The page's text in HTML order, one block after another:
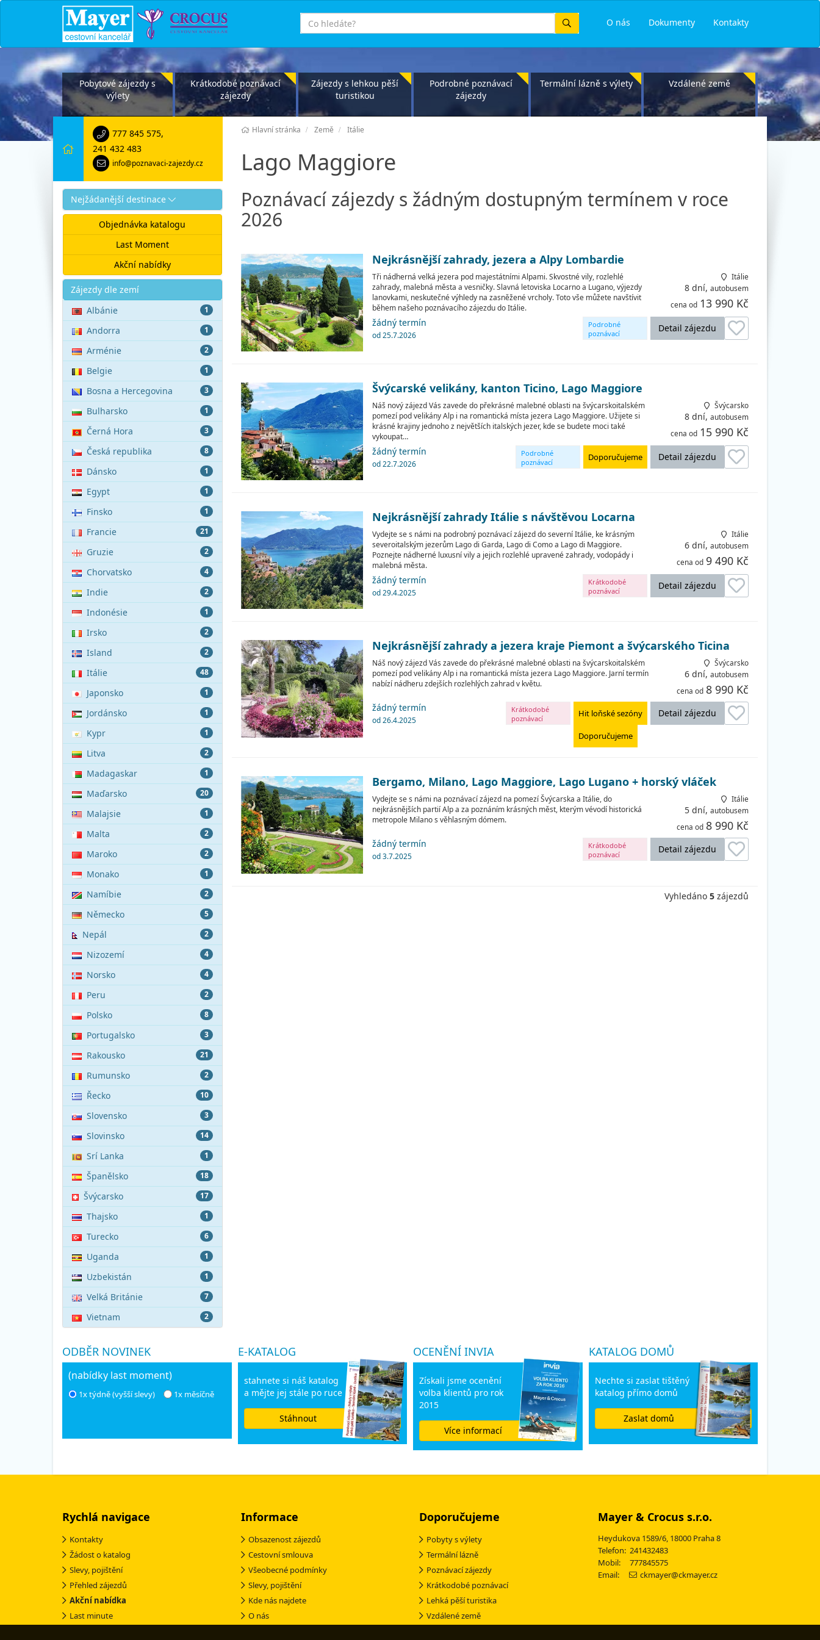
Kontakty
Dokumenty
O nás
co
hledáte
Pobytové zájezdy s
výlety
Krátkodobé poznávací
zájezdy
Zájezdy s lehkou pěší
turistikou
Podrobné poznávací
zájezdy
Termální lázně s výlety Vzdálené země
Hlavní stránka Země Itálie
Lago Maggiore
777 845 575,
241 432 483
info@poznavaci-zajezdy.cz
Nejžádanější destinace
Objednávka katalogu
Last Moment
Akční nabídky
Akce
Zájezdy dle zemí
1
Albánie
1
Andorra
2
Arménie
1
Belgie
3
Bosna a Hercegovina
1
Bulharsko
3
Černá Hora
8
Česká republika
1
Dánsko
1
Egypt
1
Finsko
21
Francie
2
Gruzie
4
Chorvatsko
2
Indie
1
Indonésie
2
Irsko
2
Island
48
Itálie
1
Japonsko
1
Jordánsko
1
Kypr
2
Litva
1
Madagaskar
20
Maďarsko
1
Malajsie
2
Malta
2
Maroko
1
Monako
2
Namíbie
5
Německo
2
Nepál
4
Nizozemí
4
Norsko
2
Peru
8
Polsko
3
Portugalsko
21
Rakousko
2
Rumunsko
10
Řecko
3
Slovensko
14
Slovinsko
1
Srí Lanka
18
Španělsko
17
Švýcarsko
1
Thajsko
6
Turecko
1
Uganda
1
Uzbekistán
7
Velká Británie
2
Vietnam
Poznávací zájezdy s žádným dostupným termínem v roce
2026
Nejkrásnější zahrady, jezera a Alpy Lombardie
Tři nádherná velká jezera pod majestátními Alpami. Skvostné vily, rozlehlé
zahrady, malebná města a vesničky. Slavná letoviska Locarno a Lugano, výjezdy
lanovkami, neskutečné výhledy na zasněžené vrcholy. Toto vše můžete navštívit
během našeho poznávacího zájezdu do Itálie.
Itálie
8 dní, autobusem
cena od 13 990 Kč
Detail zájezdu
Podrobné
poznávací
žádný termín
od 25.7.2026
Švýcarské velikány, kanton Ticino, Lago Maggiore
Náš nový zájezd Vás zavede do překrásné malebné oblasti na švýcarskoitalském
pomezí pod velikány Alp i na romantická místa jezera Lago Maggiore. Užijete si
krásné krajiny jednoho z největších italských jezer, kde se budete moci také
vykoupat…
Švýcarsko
8 dní, autobusem
cena od 15 990 Kč
Detail zájezdu
Doporučujeme
Podrobné
poznávací
žádný termín
od 22.7.2026
Nejkrásnější zahrady Itálie s návštěvou Locarna
Vydejte se s námi na podrobný poznávací zájezd do severní Itálie, ke krásným
severoitalským jezerům Lago di Garda, Lago di Como a Lago di Maggiore.
Poznejte nádherné luxusní vily a jejich rozlehlé upravené zahrady, vodopády i
malebná města.
Itálie
6 dní, autobusem
cena od 9 490 Kč
Detail zájezdu
Krátkodobé
poznávací
žádný termín
od 29.4.2025
Nejkrásnější zahrady a jezera kraje Piemont a švýcarského Ticina
Náš nový zájezd Vás zavede do překrásné malebné oblasti na švýcarskoitalském
pomezí pod velikány Alp i na romantická místa jezera Lago Maggiore. Jarní termín
nabízí nádheru zdejších rozlehlých zahrad v květu.
Švýcarsko
6 dní, autobusem
cena od 8 990 Kč
Detail zájezdu
Hit loňské sezóny
Doporučujeme
Krátkodobé
poznávací
žádný termín
od 26.4.2025
Bergamo, Milano, Lago Maggiore, Lago Lugano + horský vláček
Vydejte se s námi na poznávací zájezd na pomezí Švýcarska a Itálie, do
nejkrásnějších partií Alp a za poznáním krásných měst, kterým vévodí historická
metropole Milano s věhlasným dómem.
Itálie
5 dní, autobusem
cena od 8 990 Kč
Detail zájezdu
Krátkodobé
poznávací
žádný termín
od 3.7.2025
Vyhledáno 5 zájezdů
ODBĚR NOVINEK
(nabídky last moment)
1x týdně (vyšší slevy) 1x měsíčně
E-KATALOG
stahnete si náš katalog
a mějte jej stále po ruce
Stáhnout
OCENĚNÍ INVIA
Získali jsme ocenění
volba klientů pro rok
2015
Více informací
KATALOG DOMŮ
Nechte si zaslat tištěný
katalog přímo domů
Zaslat domů
Rychlá navigace
Kontakty
Žádost o katalog
Slevy, pojištění
Přehled zájezdů
Akční nabídka
Last minute
Informace
Obsazenost zájezdů
Cestovní smlouva
Všeobecné podmínky
Slevy, pojištění
Kde nás najdete
O nás
Doporučujeme
Pobyty s výlety
Termální lázně
Poznávací zájezdy
Krátkodobé poznávací
Lehká pěší turistika
Vzdálené země
Mayer & Crocus s.r.o.
Heydukova 1589/6, 18000 Praha 8
Telefon: 241432483
Mobil: 777845575
Email:
ckmayer@ckmayer.cz